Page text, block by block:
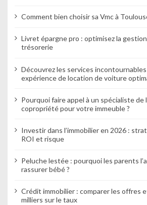
Comment bien choisir sa Vmc à
Livret épargne pro : optimisez la
trésorerie
Découvrez les services
expérience de location de voiture
Pourquoi faire appel à un spécialiste de
copropriété pour votre immeuble ?
Investir dans l’immobilier en 2026 :
ROI et risque
Peluche lestée : pourquoi les parents
rassurer bébé ?
Crédit immobilier : comparer les offres
milliers sur le taux